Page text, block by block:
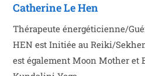
Catherine Le Hen
Thérapeute énergéticienne/
HEN est Initiée au Reiki/
est également Moon Mother et